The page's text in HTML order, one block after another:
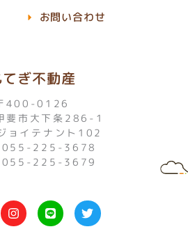
てぎ不動産
400-0126
斐市大下条286-1
ョイテナント102
055-225-3678
055-225-3679
I
n
s
L
i
n
T
w
i
お問い合わせ